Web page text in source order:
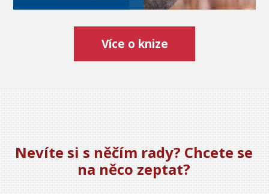
Více o knize
Nevíte si s něčím rady? Chcete se
na něco zeptat?